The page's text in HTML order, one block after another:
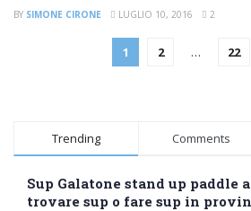
BY SIMONE CIRONE LUGLIO 10, 2016 2
1 2 … 22
Trending Comments
Sup Galatone stand up paddle
trovare sup o fare sup in